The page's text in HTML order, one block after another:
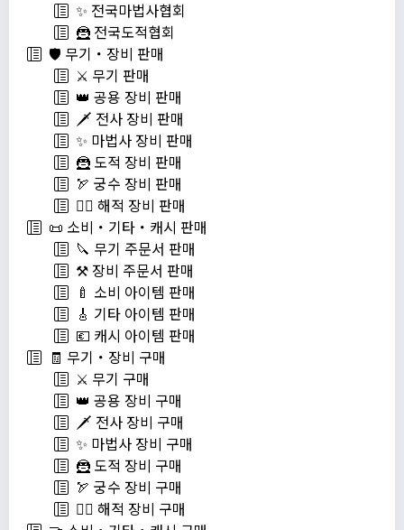
✨ 전국마법사협회
🦹 전국도적협회
🛡️ 무기・장비 판매
⚔️ 무기 판매
👑 공용 장비 판매
🗡️ 전사 장비 판매
✨ 마법사 장비 판매
🦹 도적 장비 판매
🏹 궁수 장비 판매
🏴‍☠️ 해적 장비 판매
📜 소비・기타・캐시 판매
🔪 무기 주문서 판매
⚒️ 장비 주문서 판매
🍼 소비 아이템 판매
🎸 기타 아이템 판매
💶 캐시 아이템 판매
🧾 무기・장비 구매
⚔️ 무기 구매
👑 공용 장비 구매
🗡️ 전사 장비 구매
✨ 마법사 장비 구매
🦹 도적 장비 구매
🏹 궁수 장비 구매
🏴‍☠️ 해적 장비 구매